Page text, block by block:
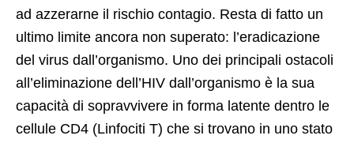
ad azzerarne il rischio contagio. Resta di fatto un
ultimo limite ancora non superato: l’eradicazione
del virus dall’organismo. Uno dei principali ostacoli
all’eliminazione dell’HIV dall’organismo è la sua
capacità di sopravvivere in forma latente dentro le
cellule CD4 (Linfociti T) che si trovano in uno stato